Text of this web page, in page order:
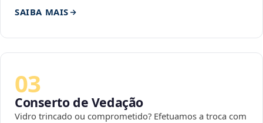
SAIBA MAIS
03
Conserto de Vedação
Vidro trincado ou comprometido? Efetuamos a troca com